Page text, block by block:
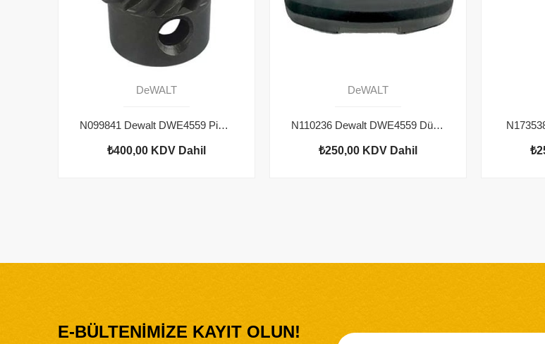
DeWALT
N099841 Dewalt DWE4559 Pinyon Dişli
₺400,00 KDV Dahil
DeWALT
N110236 Dewalt DWE4559 Düğme
₺250,00 KDV Dahil
E-BÜLTENİMİZE KAYIT OLUN!